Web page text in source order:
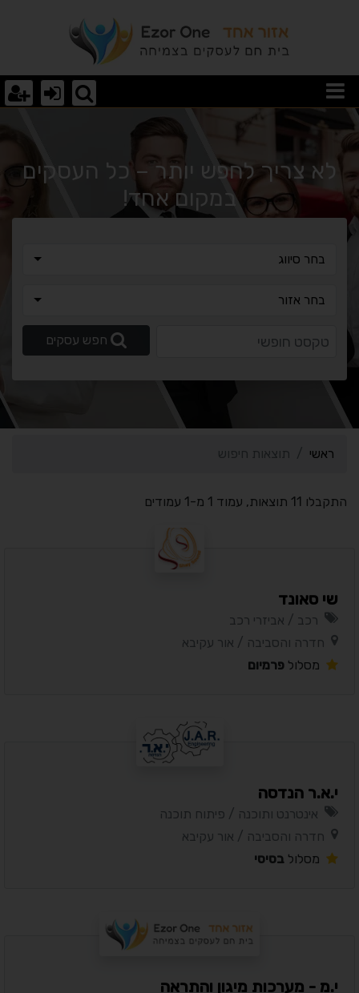
תוצאות חיפוש
לא צריך לחפש יותר – כל העסקים
במקום אחד!
בחר סיווג
בחר אזור
חפש עסקים
ראשי תוצאות חיפוש
התקבלו 11 תוצאות, עמוד 1 מ-1 עמודים
שי סאונד
רכב / אביזרי רכב
חדרה והסביבה / אור עקיבא
מסלול פרמיום
י.א.ר הנדסה
אינטרנט ותוכנה / פיתוח תוכנה
חדרה והסביבה / אור עקיבא
מסלול בסיסי
י.מ - מערכות מיגון והתראה